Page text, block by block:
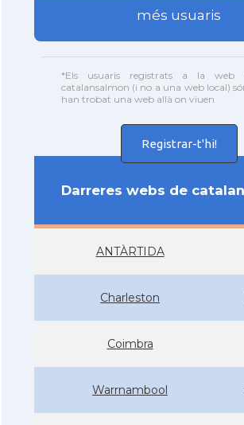
més usuaris
*Els usuaris registrats a la web
catalansalmon (i no a una web local)
han trobat una web allà on viuen
Registrar-t'hi!
Darreres webs de
ANTÀRTIDA
Charleston
Coimbra
Warrnambool